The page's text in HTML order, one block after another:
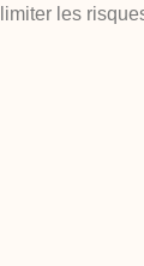
les